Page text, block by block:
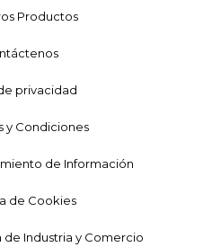
Productos
privacidad
y Condiciones
de Información
de Cookies
Industria y Comercio